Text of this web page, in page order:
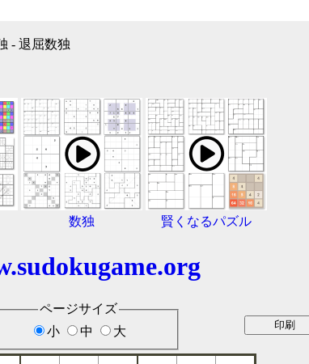
- 退屈数独
数独 賢くなるパズル
ページサイズ
小
中 大